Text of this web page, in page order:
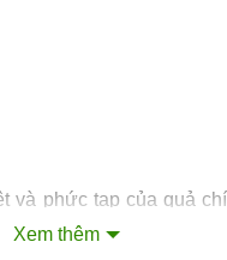
và phức tạp của quả
hài hòa và nhẹ
Xem thêm